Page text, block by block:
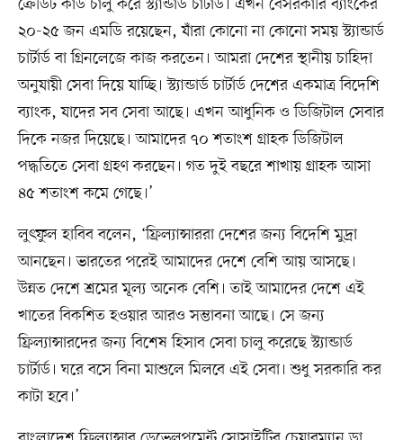
ক্রেডিট কার্ড চালু করে স্ট্যান্ডার্ড চার্টার্ড। এখন বেসরকারি ব্যাংকের
২০-২৫ জন এমডি রয়েছেন, যাঁরা কোনো না কোনো সময় স্ট্যান্ডার্ড
চার্টার্ড বা গ্রিনলেজে কাজ করতেন। আমরা দেশের স্থানীয় চাহিদা
অনুযায়ী সেবা দিয়ে যাচ্ছি। স্ট্যান্ডার্ড চার্টার্ড দেশের একমাত্র বিদেশি
ব্যাংক, যাদের সব সেবা আছে। এখন আধুনিক ও ডিজিটাল সেবার
দিকে নজর দিয়েছে। আমাদের ৭০ শতাংশ গ্রাহক ডিজিটাল
পদ্ধতিতে সেবা গ্রহণ করছেন। গত দুই বছরে শাখায় গ্রাহক আসা
৪৫ শতাংশ কমে গেছে।’
লুৎফুল হাবিব বলেন, ‘ফ্রিল্যান্সাররা দেশের জন্য বিদেশি মুদ্রা
আনছেন। ভারতের পরেই আমাদের দেশে বেশি আয় আসছে।
উন্নত দেশে শ্রমের মূল্য অনেক বেশি। তাই আমাদের দেশে এই
খাতের বিকশিত হওয়ার আরও সম্ভাবনা আছে। সে জন্য
ফ্রিল্যান্সারদের জন্য বিশেষ হিসাব সেবা চালু করেছে স্ট্যান্ডার্ড
চার্টার্ড। ঘরে বসে বিনা মাশুলে মিলবে এই সেবা। শুধু সরকারি কর
কাটা হবে।’